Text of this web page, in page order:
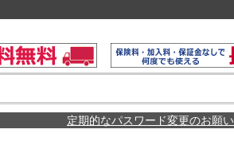
定期的なパスワード変更のお願い